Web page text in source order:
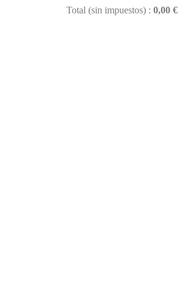
Total (sin impuestos) : 0,00 €